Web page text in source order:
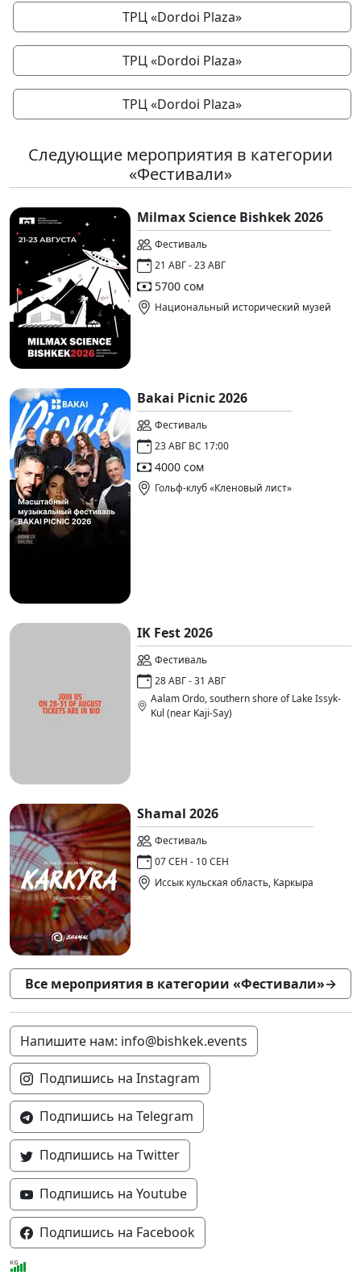
ТРЦ «Dordoi Plaza»
ТРЦ «Dordoi Plaza»
ТРЦ «Dordoi Plaza»
Следующие мероприятия в категории
«Фестивали»
Milmax Science Bishkek 2026
Фестиваль
21 АВГ - 23 АВГ
5700 сом
Национальный исторический музей
Bakai Picnic 2026
Фестиваль
23 АВГ ВС 17:00
4000 сом
Гольф-клуб «Кленовый лист»
IK Fest 2026
Фестиваль
28 АВГ - 31 АВГ
Aalam Ordo, southern shore of Lake Issyk-
Kul (near Kaji-Say)
Shamal 2026
Фестиваль
07 СЕН - 10 СЕН
Иссык кульская область, Каркыра
Все мероприятия в категории «Фестивали»→
Напишите нам: info@bishkek.events
Подпишись на Instagram
Подпишись на Telegram
Подпишись на Twitter
Подпишись на Youtube
Подпишись на Facebook